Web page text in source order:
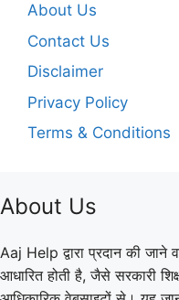
About Us
Contact Us
Disclaimer
Privacy Policy
Terms & Conditions
About Us
Aaj Help द्वारा प्रदान की जाने
आधारित होती है, जैसे सरकारी